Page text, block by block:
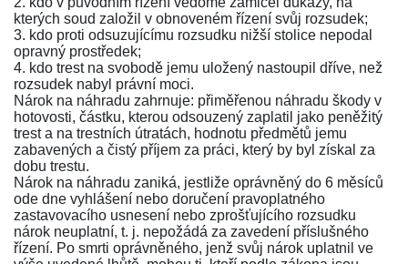
kterých soud založil v obnoveném řízení svůj rozsudek;
3. kdo proti odsuzujícímu rozsudku nižší stolice nepodal
opravný prostředek;
4. kdo trest na svobodě jemu uložený nastoupil dříve, než
rozsudek nabyl právní moci.
Nárok na náhradu zahrnuje: přiměřenou náhradu škody v
hotovosti, částku, kterou odsouzený zaplatil jako peněžitý
trest a na trestních útratách, hodnotu předmětů jemu
zabavených a čistý příjem za práci, který by byl získal za
dobu trestu.
Nárok na náhradu zaniká, jestliže oprávněný do 6 měsíců
ode dne vyhlášení nebo doručení pravoplatného
zastavovacího usnesení nebo zprošťujícího rozsudku
nárok neuplatní, t. j. nepožádá za zavedení příslušného
řízení. Po smrti oprávněného, jenž svůj nárok uplatnil ve